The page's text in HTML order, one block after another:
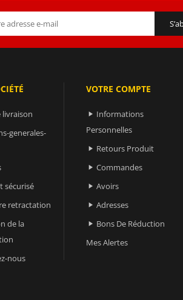
livraison
generales-
sécurisé
retractation
de la
nous
VOTRE COMPTE
 Informations
Personnelles
 Retours Produit
 Commandes
 Avoirs
 Adresses
 Bons De Réduction
Mes Alertes